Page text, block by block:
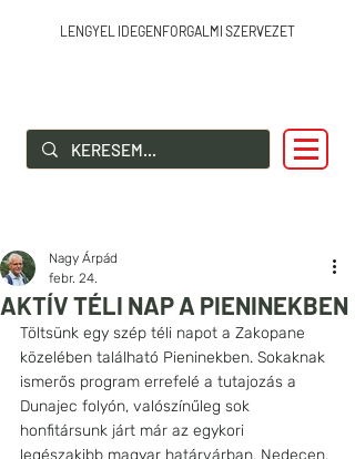
LENGYEL IDEGENFORGALMI SZERVEZET
SZIA LENGYELORSZÁG!
AKTÍV TÉLI NAP A PIENINEKBEN
Nagy Árpád
febr. 24.
Töltsünk egy szép téli napot a Zakopane
közelében található Pieninekben. Sokaknak
ismerős program errefelé a tutajozás a
Dunajec folyón, valószínűleg sok
honfitársunk járt már az egykori
legészakibb magyar határvárban, Nedecen,